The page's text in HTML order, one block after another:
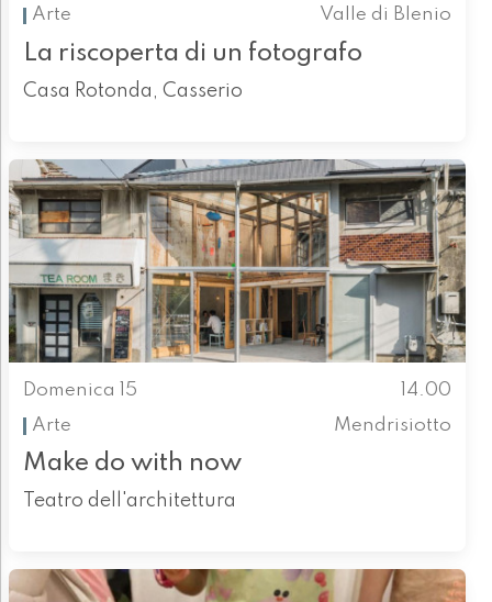
Arte Valle di Blenio
La riscoperta di un fotografo
Casa Rotonda, Casserio
Domenica 15
14.00
Arte
Mendrisiotto
Make do with now
Teatro dell'architettura